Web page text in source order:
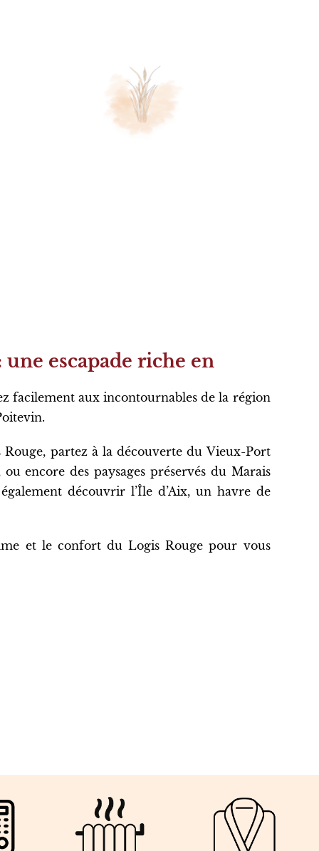
escapade riche en
facilement aux incontournables de la région
partez à la découverte du Vieux-Port
encore des paysages préservés du Marais
découvrir l’Île d’Aix, un havre de
et le confort du Logis Rouge pour vous